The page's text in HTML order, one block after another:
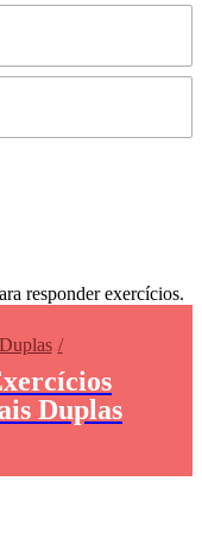
responder exercícios.
Duplas